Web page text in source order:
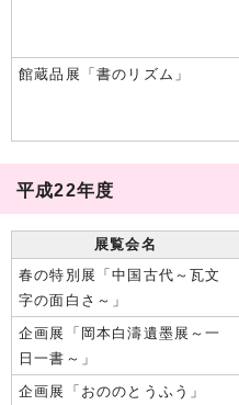
館蔵品展「書のリズム」
平成22年度
展覧会名
春の特別展「中国古代～瓦文
字の面白さ～」
企画展「岡本白濤遺墨展～一
日一書～」
企画展「おののとうふう」